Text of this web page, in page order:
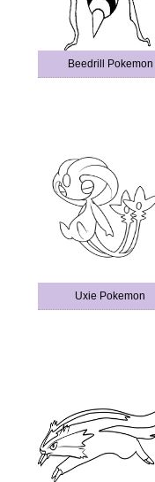
Beedrill Pokemon
Uxie Pokemon